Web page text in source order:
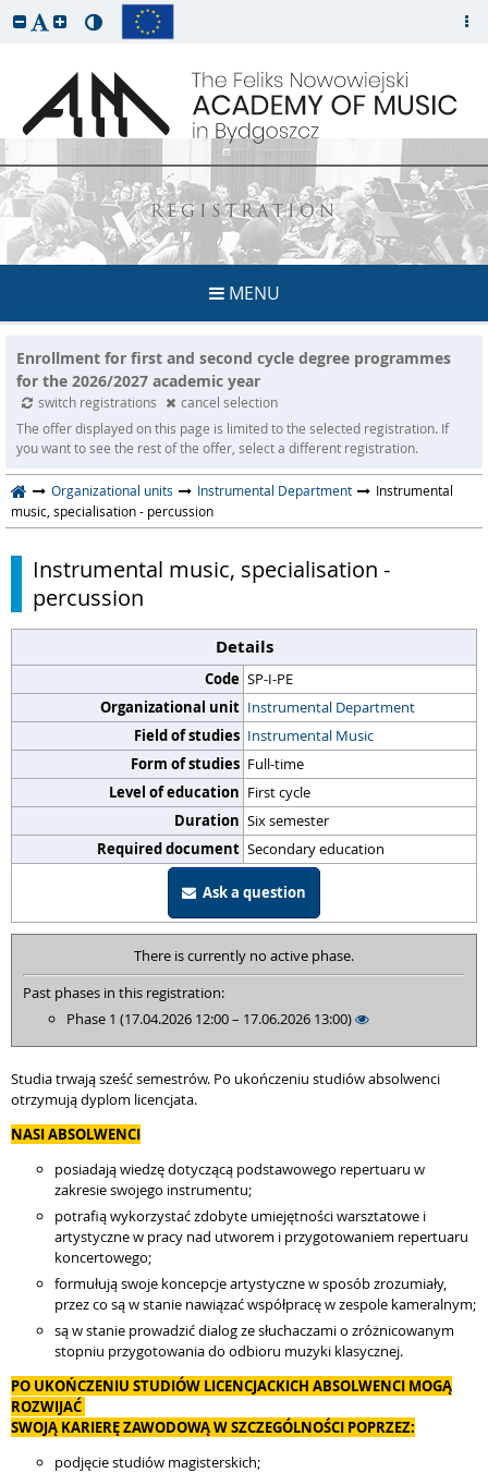
REGISTRATION
MENU
Enrollment for first and second cycle degree programmes
for the 2026/2027 academic year
switch registrations
cancel selection
The offer displayed on this page is limited to the selected registration. If
you want to see the rest of the offer, select a different registration.
Organizational units Instrumental Department
Instrumental
music, specialisation - percussion
Instrumental music, specialisation -
percussion
Details
Code SP-I-PE
Organizational unit Instrumental Department
Field of studies Instrumental Music
Form of studies Full-time
Level of education First cycle
Duration Six semester
Required document Secondary education
Ask a question
There is currently no active phase.
Past phases in this registration:
Phase 1 (17.04.2026 12:00 – 17.06.2026 13:00)
Studia trwają sześć semestrów. Po ukończeniu studiów absolwenci
otrzymują dyplom licencjata.
NASI ABSOLWENCI
posiadają wiedzę dotyczącą podstawowego repertuaru w
zakresie swojego instrumentu;
potrafią wykorzystać zdobyte umiejętności warsztatowe i
artystyczne w pracy nad utworem i przygotowaniem repertuaru
koncertowego;
formułują swoje koncepcje artystyczne w sposób zrozumiały,
przez co są w stanie nawiązać współpracę w zespole kameralnym;
są w stanie prowadzić dialog ze słuchaczami o zróżnicowanym
stopniu przygotowania do odbioru muzyki klasycznej.
PO UKOŃCZENIU STUDIÓW LICENCJACKICH ABSOLWENCI MOGĄ
ROZWIJAĆ
SWOJĄ KARIERĘ ZAWODOWĄ W SZCZEGÓLNOŚCI POPRZEZ:
podjęcie studiów magisterskich;